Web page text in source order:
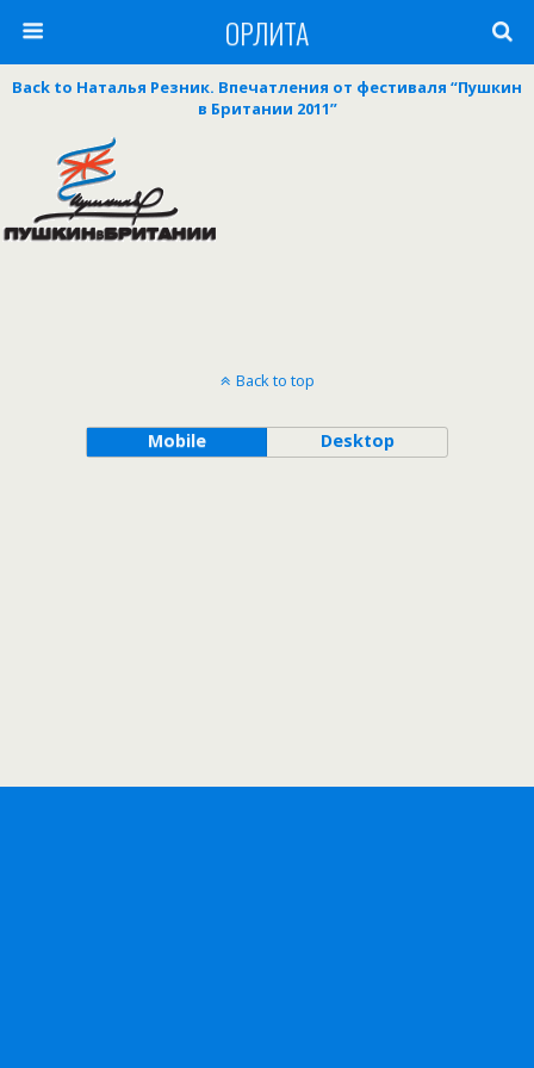
ОРЛИТА
Back to Наталья Резник. Впечатления от фестиваля “Пушкин
в Британии 2011”
Back to top
Mobile Desktop